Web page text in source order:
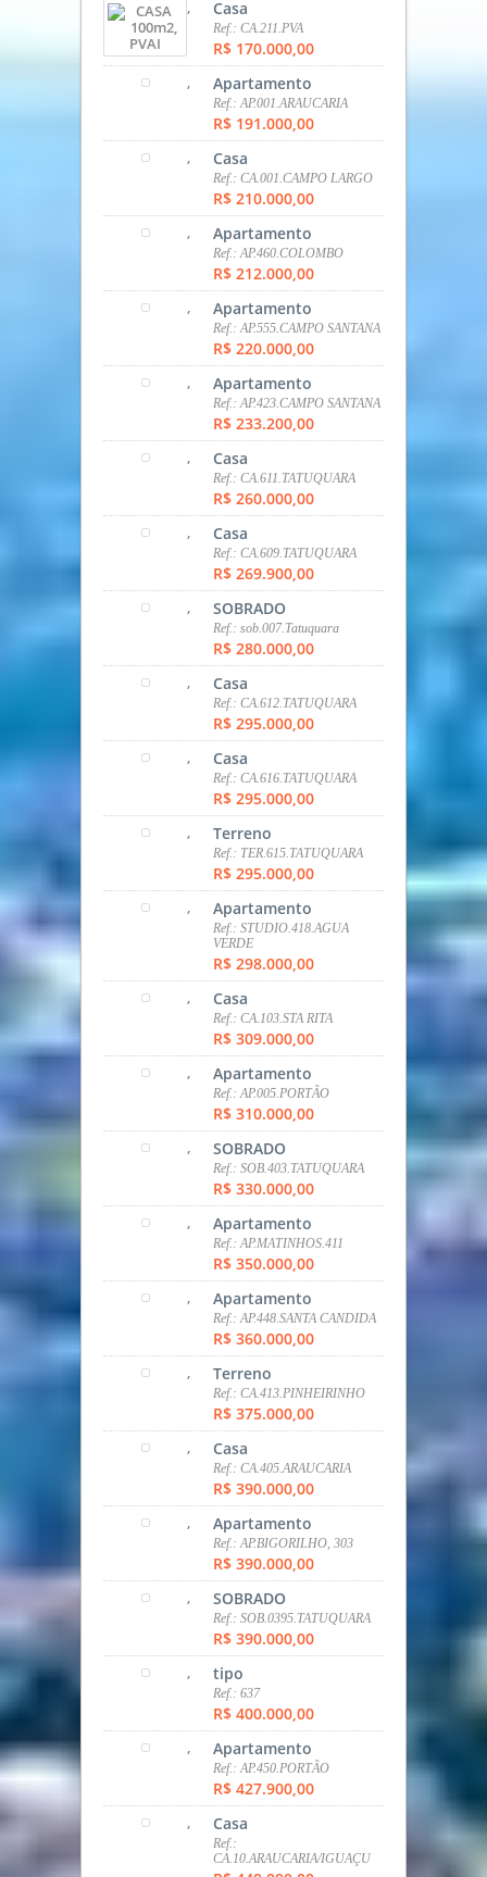
TIPOS DE IMÓVEIS
Comercial
SOBRADO
ANÚNCIOS EM DESTAQUE
Casa
Ref.: CA.211.PVA
R$ 170.000,00
Apartamento
Ref.: AP.001.ARAUCARIA
R$ 191.000,00
Casa
Ref.: CA.001.CAMPO LARGO
R$ 210.000,00
Apartamento
Ref.: AP.460.COLOMBO
R$ 212.000,00
Apartamento
Ref.: AP.555.CAMPO SANTANA
R$ 220.000,00
Apartamento
Ref.: AP.423.CAMPO SANTANA
R$ 233.200,00
Casa
Ref.: CA.611.TATUQUARA
R$ 260.000,00
Casa
Ref.: CA.609.TATUQUARA
R$ 269.900,00
SOBRADO
Ref.: sob.007.Tatuquara
R$ 280.000,00
Casa
Ref.: CA.612.TATUQUARA
R$ 295.000,00
Casa
Ref.: CA.616.TATUQUARA
R$ 295.000,00
Terreno
Ref.: TER.615.TATUQUARA
R$ 295.000,00
Apartamento
Ref.: STUDIO.418.AGUA
VERDE
R$ 298.000,00
Casa
Ref.: CA.103.STA RITA
R$ 309.000,00
Apartamento
Ref.: AP.005.PORTÃO
R$ 310.000,00
SOBRADO
Ref.: SOB.403.TATUQUARA
R$ 330.000,00
Apartamento
Ref.: AP.MATINHOS.411
R$ 350.000,00
Apartamento
Ref.: AP.448.SANTA CANDIDA
R$ 360.000,00
Terreno
Ref.: CA.413.PINHEIRINHO
R$ 375.000,00
Casa
Ref.: CA.405.ARAUCARIA
R$ 390.000,00